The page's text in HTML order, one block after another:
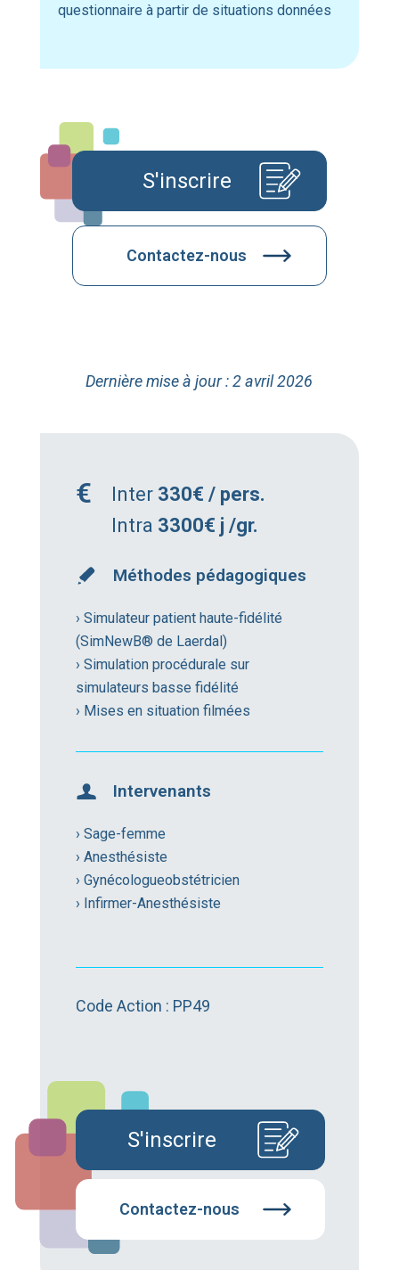
questionnaire à partir de situations données
S'inscrire
Contactez-nous
Dernière mise à jour : 2 avril 2026
Inter 330€ / pers.
Intra 3300€ j /gr.
Méthodes pédagogiques
› Simulateur patient haute-fidélité
(SimNewB® de Laerdal)
› Simulation procédurale sur
simulateurs basse fidélité
› Mises en situation filmées
Intervenants
› Sage-femme
› Anesthésiste
› Gynécologueobstétricien
› Infirmer-Anesthésiste
Code Action : PP49
S'inscrire
Contactez-nous